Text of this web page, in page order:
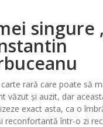
singure ,
rară care poate să
văzut și auzit, dar
exact asta, ca o
reconfortantă într-o zi